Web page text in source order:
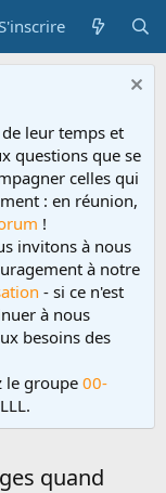
S'inscrire
leur temps et
questions que se
celles qui
: en réunion,
!
invitons à nous
à notre
- si ce n'est
à nous
besoins des
le groupe00-
quand